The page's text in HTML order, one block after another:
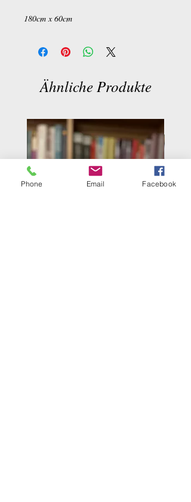
180cm x 60cm
Ähnliche Produkte
Phone Email Facebook